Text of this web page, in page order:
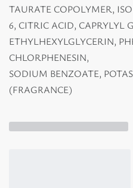
TAURATE COPOLYMER,
6, CITRIC ACID, CAPRYLYL
ETHYLHEXYLGLYCERIN,
CHLORPHENESIN,
SODIUM BENZOATE,
(FRAGRANCE)